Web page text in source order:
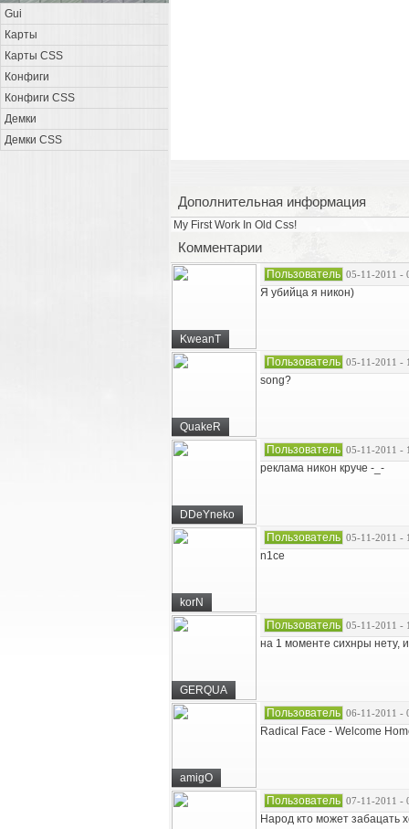
Gui
Карты
Карты CSS
Конфиги
Конфиги CSS
Демки
Демки CSS
Дополнительная информация
My First Work In Old Css!
Комментарии
KweanT
Пользователь 05-11-2011 -
Я убийца я никон)
QuakeR
Пользователь 05-11-2011 -
song?
DDeYneko
Пользователь 05-11-2011 -
реклама никон круче -_-
korN
Пользователь 05-11-2011 -
n1ce
GERQUA
Пользователь 05-11-2011 -
на 1 моменте сихнры нету,
amigO
Пользователь 06-11-2011 -
Radical Face - Welcome
Пользователь 07-11-2011 -
Народ кто может забацать